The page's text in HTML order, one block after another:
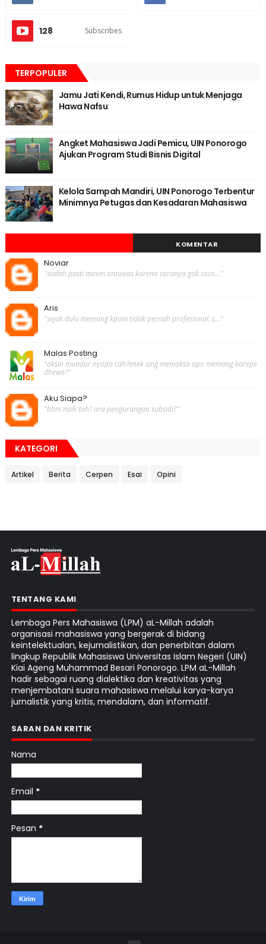
128 Subscribes
TERPOPULER
Jamu Jati Kendi, Rumus Hidup untuk Menjaga
Hawa Nafsu
Angket Mahasiswa Jadi Pemicu, UIN Ponorogo
Ajukan Program Studi Bisnis Digital
Kelola Sampah Mandiri, UIN Ponorogo Terbentur
Minimnya Petugas dan Kesadaran Mahasiswa
KOMENTAR
Noviar
"sudah pasti minim antusias karena caranya gak coco..."
Aris
"sejak dulu memang kpum tidak pernah profesional. s..."
Malas Posting
"aksin mundur nyapo cah?enek sing memaksa opo memang karepe
dhewe?"
Aku Siapa?
"bbm naik tah? ora pengurangan subsidi?"
KATEGORI
Artikel Berita Cerpen Esai Opini
TENTANG KAMI
Lembaga Pers Mahasiswa (LPM) aL-Millah adalah
organisasi mahasiswa yang bergerak di bidang
keintelektualan, kejurnalistikan, dan penerbitan dalam
lingkup Republik Mahasiswa Universitas Islam Negeri (UIN)
Kiai Ageng Muhammad Besari Ponorogo. LPM aL-Millah
hadir sebagai ruang dialektika dan kreativitas yang
menjembatani suara mahasiswa melalui karya-karya
jurnalistik yang kritis, mendalam, dan informatif.
SARAN DAN KRITIK
Nama
Email *
Pesan *